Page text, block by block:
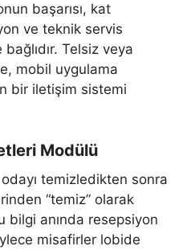
başarısı, kat
ve teknik servis
Telsiz veya
mobil uygulama
bir iletişim sistemi
Modülü
temizledikten sonra
“temiz” olarak
bilgi anında resepsiyon
misafirler lobide